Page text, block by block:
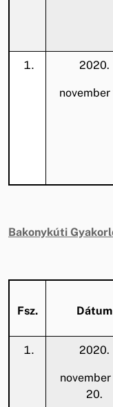
2020.
november
Bakonykúti
Fsz. Dátum
2020.
november
20.